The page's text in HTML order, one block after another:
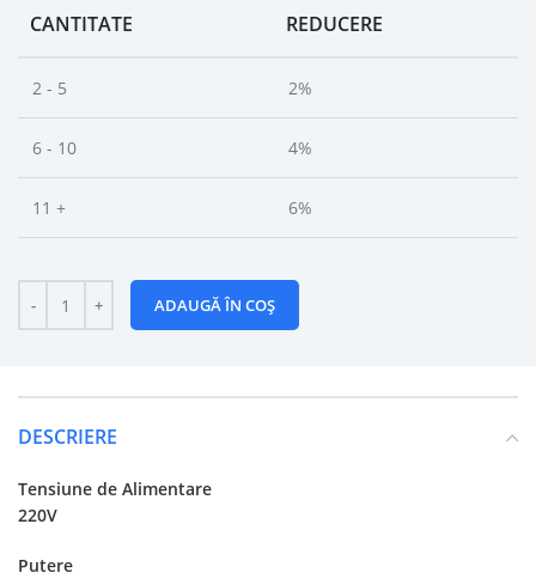
CANTITATE REDUCERE
2 - 5 2%
6 - 10 4%
11 + 6%
ADAUGĂ ÎN COȘ
DESCRIERE
Tensiune de Alimentare
220V
Putere